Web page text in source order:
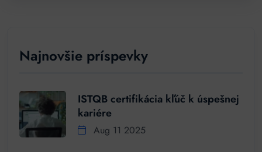
Najnovšie príspevky
ISTQB certifikácia kľúč k úspešnej
kariére
Aug 11 2025